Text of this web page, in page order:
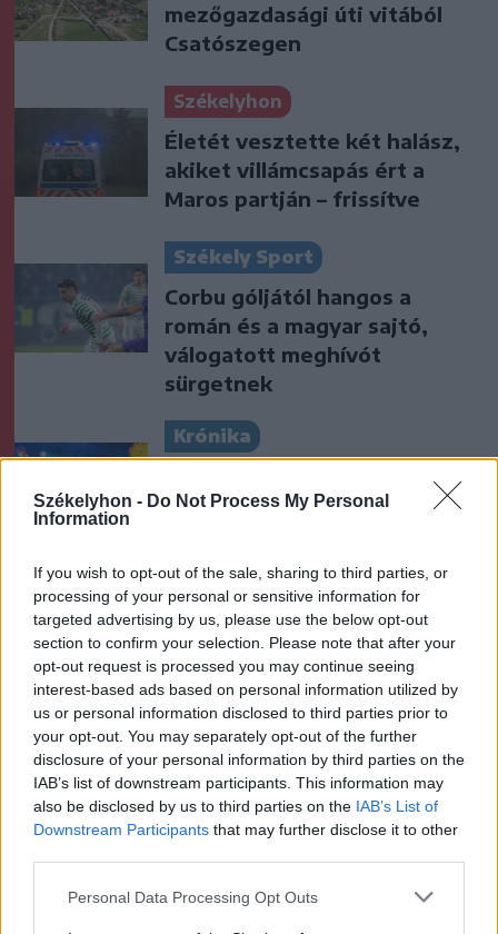
Székelyhon - Do Not Process My Personal
Information
If you wish to opt-out of the sale, sharing to third parties, or
processing of your personal or sensitive information for
targeted advertising by us, please use the below opt-out
section to confirm your selection. Please note that after your
opt-out request is processed you may continue seeing
interest-based ads based on personal information utilized by
us or personal information disclosed to third parties prior to
your opt-out. You may separately opt-out of the further
disclosure of your personal information by third parties on the
IAB’s list of downstream participants. This information may
also be disclosed by us to third parties on the IAB’s List of
Downstream Participants that may further disclose it to other
Personal Data Processing Opt Outs
mezőgazdasági úti vitából
Csatószegen
Székelyhon
Életét vesztette két halász,
akiket villámcsapás ért a
Maros partján – frissítve
Székely Sport
Corbu góljától hangos a
román és a magyar sajtó,
válogatott meghívót
sürgetnek
Krónika
Majka ügyvédje a romániai
fenyegetés miatt
Székely Sport
Nagy pofonba szaladt belé a
Kolozsvári CFR, kikapott a
Győr és a Loki is
Nőileg
Sándor Ella: Na, indíts, s
menjünk!